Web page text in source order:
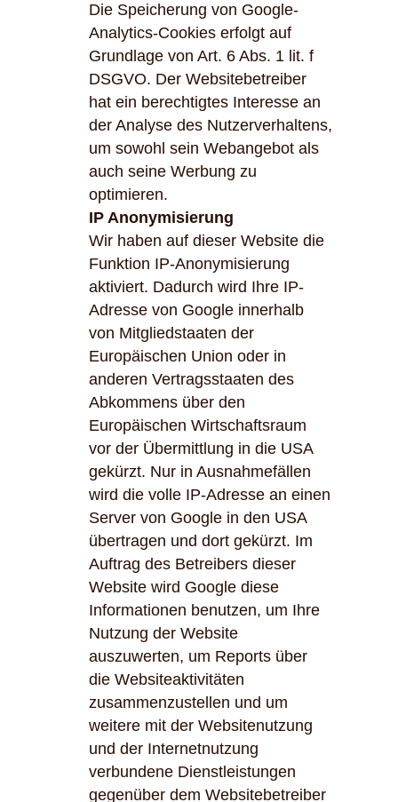
Die Speicherung von Google-
Analytics-Cookies erfolgt auf
Grundlage von Art. 6 Abs. 1 lit. f
DSGVO. Der Websitebetreiber
hat ein berechtigtes Interesse an
der Analyse des Nutzerverhaltens,
um sowohl sein Webangebot als
auch seine Werbung zu
optimieren.
IP Anonymisierung
Wir haben auf dieser Website die
Funktion IP-Anonymisierung
aktiviert. Dadurch wird Ihre IP-
Adresse von Google innerhalb
von Mitgliedstaaten der
Europäischen Union oder in
anderen Vertragsstaaten des
Abkommens über den
Europäischen Wirtschaftsraum
vor der Übermittlung in die USA
gekürzt. Nur in Ausnahmefällen
wird die volle IP-Adresse an einen
Server von Google in den USA
übertragen und dort gekürzt. Im
Auftrag des Betreibers dieser
Website wird Google diese
Informationen benutzen, um Ihre
Nutzung der Website
auszuwerten, um Reports über
die Websiteaktivitäten
zusammenzustellen und um
weitere mit der Websitenutzung
und der Internetnutzung
verbundene Dienstleistungen
gegenüber dem Websitebetreiber